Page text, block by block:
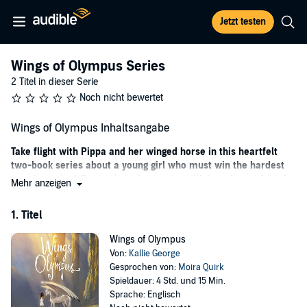
Jetzt testen
Wings of Olympus Series
2 Titel in dieser Serie
Noch nicht bewertet
Wings of Olympus Inhaltsangabe
Take flight with Pippa and her winged horse in this heartfelt
two-book series about a young girl who must win the hardest
race in ancient Greece in order to stay with her closest friend.
for horse lovers and fans of Greek myths alike!
High on the slopes of mighty Mount Olympus, among the sun-
splashed meadows and sparkling waters, glide the winged horses of
the ancient gods. Here up high is normally no place for a lost,
parentless girl like Pippa. But once every hundred years, the gods
and goddesses descend to the mortal realm to choose jockeys for
Mehr anzeigen
1. Titel
Wings of Olympus
Von: Kallie George
Gesprochen von: Moira Quirk
Spieldauer: 4 Std. und 15 Min.
Sprache: Englisch